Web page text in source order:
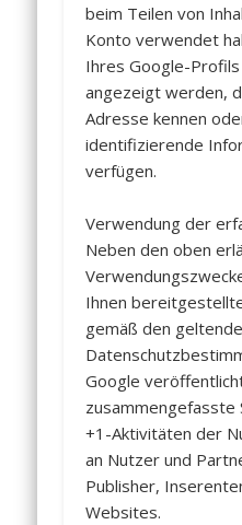
beim Teilen von
Konto verwendet
Ihres Google-
angezeigt werden,
Adresse kennen
identifizierende
verfügen.
Verwendung der
Neben den oben
Ihnen
gemäß den
Google
zusammengefasste
+1-Aktivitäten der
an Nutzer und
Publisher,
Websites.